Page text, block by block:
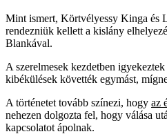
Mint ismert, Körtvélyessy Kinga és
rendezniük kellett a kislány
Blankával.
A szerelmesek kezdetben
kibékülések követték egymást,
A történetet tovább színezi, hogy az
nehezen dolgozta fel, hogy válása
kapcsolatot ápolnak.